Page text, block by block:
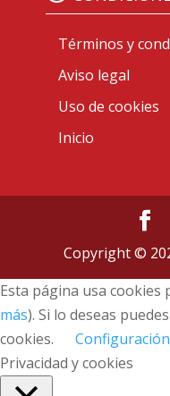
Términos y
Aviso legal
Uso de cookies
Inicio
Copyright ©
Esta página usa
más). Si lo deseas
cookies.
Privacidad y cookies